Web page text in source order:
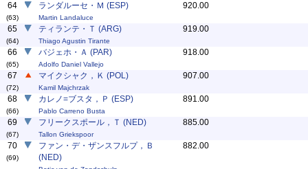
64
(63)
ランダルーセ・Ｍ (ESP)
Martin Landaluce
920.00
65
(64)
ティランテ・Ｔ (ARG)
Thiago Agustin Tirante
919.00
66
(65)
バジェホ・Ａ (PAR)
Adolfo Daniel Vallejo
918.00
67
(72)
マイクシャク，Ｋ (POL)
Kamil Majchrzak
907.00
68
(66)
カレノ=ブスタ，Ｐ (ESP)
Pablo Carreno Busta
891.00
69
(67)
フリークスポール，Ｔ (NED)
Tallon Griekspoor
885.00
70
(69)
ファン・デ・ザンスフルプ，Ｂ
(NED)
882.00